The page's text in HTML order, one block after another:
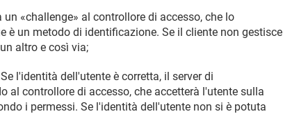
«challenge» al controllore di accesso, che lo
è un metodo di identificazione. Se il cliente non gestisce
altro e così via;
l'identità dell'utente è corretta, il server di
al controllore di accesso, che accetterà l'utente sulla
i permessi. Se l'identità dell'utente non si è potuta